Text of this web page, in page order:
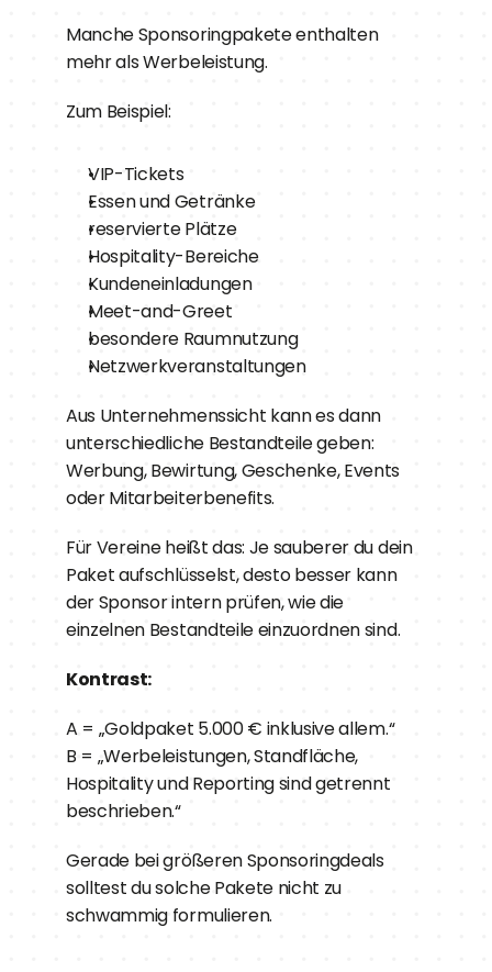
Manche Sponsoringpakete enthalten
mehr als Werbeleistung.
Zum Beispiel:
VIP-Tickets
Essen und Getränke
reservierte Plätze
Hospitality-Bereiche
Kundeneinladungen
Meet-and-Greet
besondere Raumnutzung
Netzwerkveranstaltungen
Aus Unternehmenssicht kann es dann
unterschiedliche Bestandteile geben:
Werbung, Bewirtung, Geschenke, Events
oder Mitarbeiterbenefits.
Für Vereine heißt das: Je sauberer du dein
Paket aufschlüsselst, desto besser kann
der Sponsor intern prüfen, wie die
einzelnen Bestandteile einzuordnen sind.
Kontrast:
A = „Goldpaket 5.000 € inklusive allem.“
B = „Werbeleistungen, Standfläche,
Hospitality und Reporting sind getrennt
beschrieben.“
Gerade bei größeren Sponsoringdeals
solltest du solche Pakete nicht zu
schwammig formulieren.